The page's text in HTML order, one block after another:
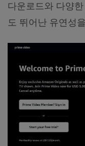
다운로드와 다양
도 뛰어난 유연성